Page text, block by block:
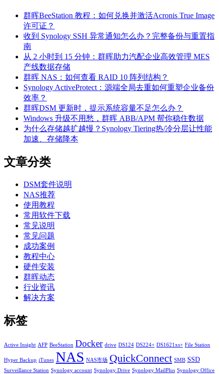
群晖BeeStation 教程：如何兑换并激活Acronis True Image
许可证？
收到 Synology SSH 异常通知怎么办？完整备份与重置指
南
从 2 小时到 15 分钟：群晖助力汽配企业高效管理 MES
产线数据存储
群晖 NAS：如何查看 RAID 10 阵列结构？
Synology ActiveProtect：源端全局去重如何重塑企业备份
效率？
群晖DSM 更新时，提示系统容量不足怎么办？
Windows 升级不用愁，群晖 ABB/APM 帮你稳住数据
为什么存储越扩越慢？Synology Tiering热/冷分层让性能
加速、存储降本
文章分类
DSM套件说明
NAS推荐
使用教程
常用软件下载
常见说明
常见问题
成功案例
教程中心
硬件安装
群晖动态
行业资讯
解决方案
标签
Active Insight AFP BeeStation Docker drive DS124 DS224+ DS1621xs+ File Station
Hyper Backup iTunes NAS NAS市场 QuickConnect SMB SSD
Surveillance Station Synology account Synology Drive Synology MailPlus Synology Office